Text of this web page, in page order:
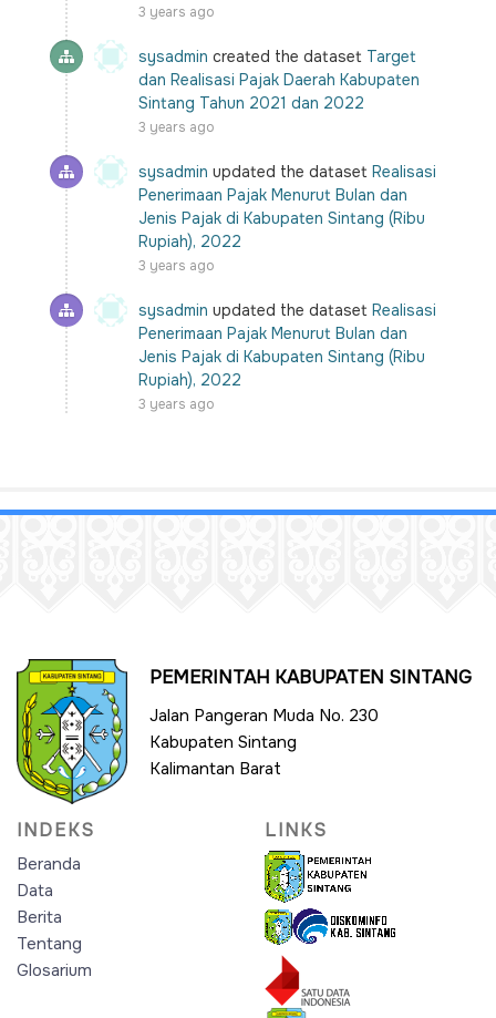
3 years ago
sysadmin created the dataset Target
dan Realisasi Pajak Daerah Kabupaten
Sintang Tahun 2021 dan 2022
3 years ago
sysadmin updated the dataset Realisasi
Penerimaan Pajak Menurut Bulan dan
Jenis Pajak di Kabupaten Sintang (Ribu
Rupiah), 2022
3 years ago
sysadmin updated the dataset Realisasi
Penerimaan Pajak Menurut Bulan dan
Jenis Pajak di Kabupaten Sintang (Ribu
Rupiah), 2022
3 years ago
PEMERINTAH KABUPATEN SINTANG
Jalan Pangeran Muda No. 230
Kabupaten Sintang
Kalimantan Barat
INDEKS
Beranda
Data
Berita
Tentang
Glosarium
LINKS